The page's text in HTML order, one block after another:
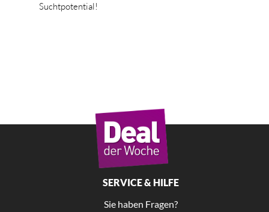
Suchtpotential!
SERVICE & HILFE
Sie haben Fragen?